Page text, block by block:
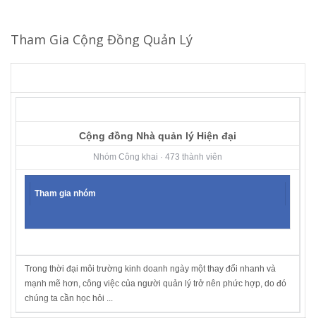
Tham Gia Cộng Đồng Quản Lý
Cộng đồng Nhà quản lý Hiện đại
Nhóm Công khai · 473 thành viên
Tham gia nhóm
Trong thời đại môi trường kinh doanh ngày một thay đổi nhanh và
mạnh mẽ hơn, công việc của người quản lý trở nên phức hợp, do đó
chúng ta cần học hỏi ...